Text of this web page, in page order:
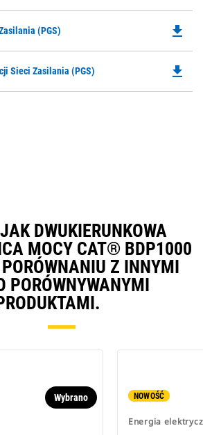
a
a
(PGS)
a
file_download
Sieci Zasilania (PGS) file_download
DWUKIERUNKOWA
MOCY CAT® BDP1000
Z INNYMI
PORÓWNYWANYMI
Wybrano NOWOŚĆ
Energia